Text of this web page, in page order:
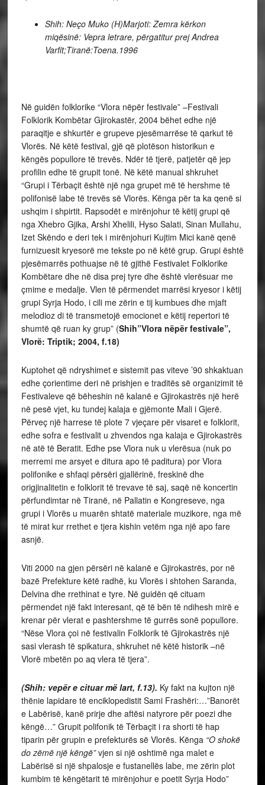
Shih: Neço Muko (H)Marjoti: Zemra kërkon
miqësinë: Vepra letrare, përgatitur prej Andrea
Varfit;Tiranë:Toena.1996
Në guidën folklorike “Vlora nëpër festivale” –Festivali
Folklorik Kombëtar Gjirokastër, 2004 bëhet edhe një
paraqitje e shkurtër e grupeve pjesëmarrëse të qarkut të
Vlorës. Në këtë festival, gjë që plotëson historikun e
këngës popullore të trevës. Ndër të tjerë, patjetër që jep
profilin edhe të grupit tonë. Në këtë manual shkruhet
“Grupi i Tërbaçit është një nga grupet më të hershme të
polifonisë labe të trevës së Vlorës. Kënga për ta ka qenë si
ushqim i shpirtit. Rapsodët e mirënjohur të këtij grupi që
nga Xhebro Gjika, Arshi Xhelili, Hyso Salati, Sinan Mullahu,
Izet Skëndo e deri tek i mirënjohuri Kujtim Mici kanë qenë
furnizuesit kryesorë me tekste po në këtë grup. Grupi është
pjesëmarrës pothuajse në të gjithë Festivalet Folklorike
Kombëtare dhe në disa prej tyre dhe është vlerësuar me
çmime e medalje. Vlen të përmendet marrësi kryesor i këtij
grupi Syrja Hodo, i cili me zërin e tij kumbues dhe mjaft
melodioz di të transmetojë emocionet e këtij repertori të
shumtë që ruan ky grup” (Shih”Vlora nëpër festivale”,
Vlorë: Triptik; 2004, f.18)
Kuptohet që ndryshimet e sistemit pas viteve ’90 shkaktuan
edhe çorientime deri në prishjen e traditës së organizimit të
Festivaleve që bëheshin në kalanë e Gjirokastrës një herë
në pesë vjet, ku tundej kalaja e gjëmonte Mali i Gjerë.
Përveç një harrese të plote 7 vjeçare për visaret e folklorit,
edhe sofra e festivalit u zhvendos nga kalaja e Gjirokastrës
në atë të Beratit. Edhe pse Vlora nuk u vlerësua (nuk po
merremi me arsyet e ditura apo të paditura) por Vlora
polifonike e shfaqi përsëri gjallërinë, freskinë dhe
origjinalitetin e folklorit të trevave të saj, saqë në koncertin
përfundimtar në Tiranë, në Pallatin e Kongreseve, nga
grupi i Vlorës u muarën shtatë materiale muzikore, nga më
të mirat kur rrethet e tjera kishin vetëm nga një apo fare
asnjë.
Viti 2000 na gjen përsëri në kalanë e Gjirokastrës, por në
bazë Prefekture këtë radhë, ku Vlorës i shtohen Saranda,
Delvina dhe rrethinat e tyre. Në guidën që cituam
përmendet një fakt interesant, që të bën të ndihesh mirë e
krenar për vlerat e pashtershme të gurrës sonë popullore.
“Nëse Vlora çoi në festivalin Folklorik të Gjirokastrës një
sasi vlerash të spikatura, shkruhet në këtë historik –në
Vlorë mbetën po aq vlera të tjera”.
(Shih: vepër e cituar më lart, f.13). Ky fakt na kujton një
thënie lapidare të enciklopedistit Sami Frashëri:…”Banorët
e Labërisë, kanë prirje dhe aftësi natyrore për poezi dhe
këngë…” Grupit polifonik të Tërbaçit i ra shorti të hap
tiparin për grupin e prefekturës së Vlorës. Kënga “O shokë
do zëmë një këngë”vjen si një oshtimë nga malet e
Labërisë si një shpalosje e fustanellës labe, me zërin plot
kumbim të këngëtarit të mirënjohur e poetit Syrja Hodo”